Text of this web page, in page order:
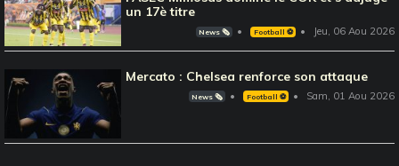
un 17è titre
News 🗞️ Football ⚽️ Jeu, 06 Aou 2026
Mercato : Chelsea renforce son attaque
News 🗞️ Football ⚽️ Sam, 01 Aou 2026